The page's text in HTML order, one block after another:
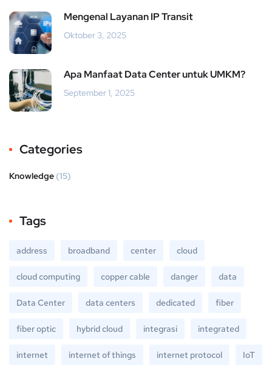
Mengenal Layanan IP Transit
Oktober 3, 2025
Apa Manfaat Data Center untuk UMKM?
September 1, 2025
Categories
Knowledge (15)
Tags
address broadband center cloud
cloud computing copper cable danger data
Data Center data centers dedicated fiber
fiber optic hybrid cloud integrasi integrated
internet internet of things internet protocol IoT